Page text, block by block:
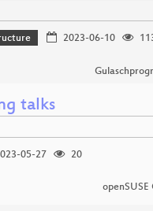
2023-06-10
talks
05-27
20
openSUSE